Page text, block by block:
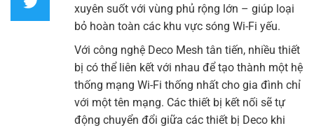
xuyên suốt với vùng phủ rộng lớn – giúp loại
bỏ hoàn toàn các khu vực sóng Wi-Fi yếu.
Với công nghệ Deco Mesh tân tiến, nhiều thiết
bị có thể liên kết với nhau để tạo thành một hệ
thống mạng Wi-Fi thống nhất cho gia đình chỉ
với một tên mạng. Các thiết bị kết nối sẽ tự
động chuyển đổi giữa các thiết bị Deco khi